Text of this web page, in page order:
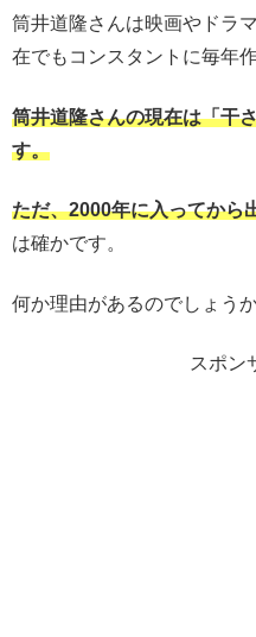
筒井道隆さんは映画やドラ
在でもコンスタントに毎年
筒井道隆さんの現在は「干
す。
ただ、2000年に入ってから
は確かです。
何か理由があるのでしょうか
スポン